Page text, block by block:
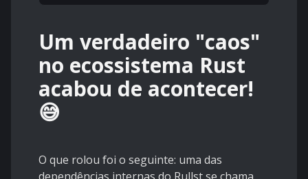
Um verdadeiro "caos"
no ecossistema Rust
acabou de acontecer!
😅
O que rolou foi o seguinte: uma das